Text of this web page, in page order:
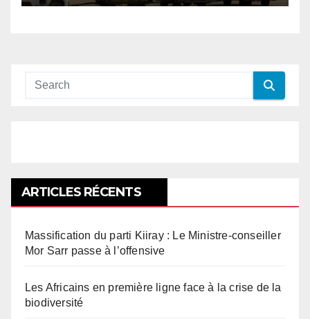
ARTICLES RÉCENTS
Massification du parti Kiiray : Le Ministre-conseiller
Mor Sarr passe à l’offensive
Les Africains en première ligne face à la crise de la
biodiversité